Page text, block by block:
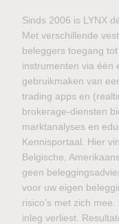
Sinds 2006 is LYNX
Met verschillende
beleggers toegang
instrumenten via één
gebruikmaken van
trading apps en
brokerage-diensten
marktanalyses en
Kennisportaal. Hier
Belgische,
geen
voor uw eigen
risico’s met zich
inleg verliest.